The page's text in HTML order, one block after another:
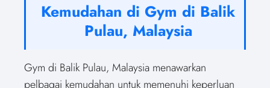
Kemudahan di Gym di Balik
Pulau, Malaysia
Gym di Balik Pulau, Malaysia menawarkan
pelbagai kemudahan untuk memenuhi keperluan